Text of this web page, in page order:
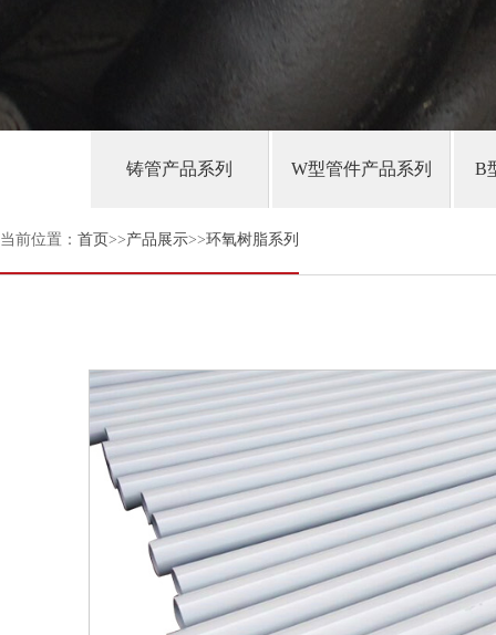
铸管产品系列 W型管件产品系列 B
当前位置： 首页>>产品展示>>环氧树脂系列